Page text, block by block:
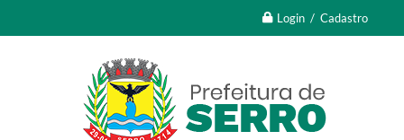
Login / Cadastro